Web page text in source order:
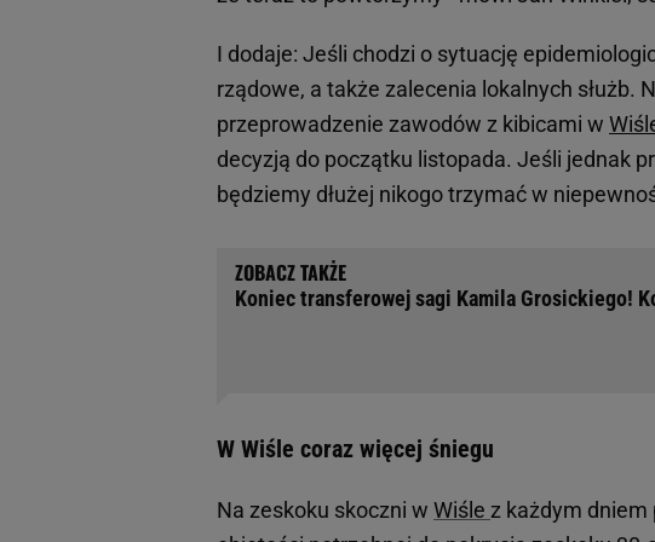
I dodaje: Jeśli chodzi o sytuację
rządowe, a także zalecenia lokalnych służb.
przeprowadzenie zawodów z kibicami w
decyzją do początku listopada. Jeśli jednak
będziemy dłużej nikogo trzymać w
Koniec transferowej sagi Kamila Grosickiego!
W Wiśle coraz więcej śniegu
Na zeskoku skoczni w Wiśle z każdym dniem